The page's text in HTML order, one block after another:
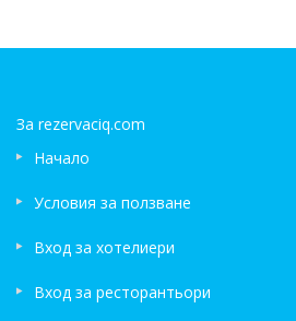
За rezervaciq.com
Начало
Условия за ползване
Вход за хотелиери
Вход за ресторантьори